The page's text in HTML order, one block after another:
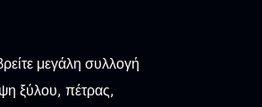
μεγάλη συλλογή
ξύλου, πέτρας,